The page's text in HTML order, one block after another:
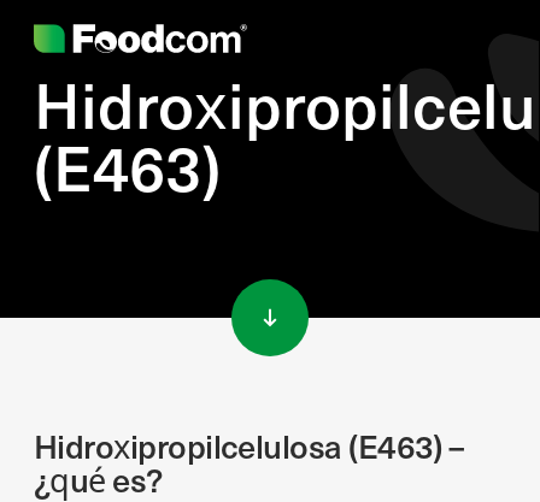
(E463)
Hidroxipropilcelulosa (E463) –
¿qué es?